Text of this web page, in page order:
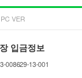
PC VER
입금정보
008629-13-001